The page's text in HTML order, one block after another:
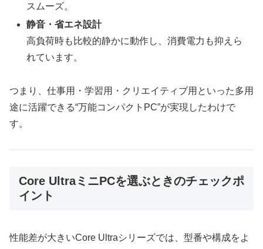
スムーズ。
静音・省エネ設計
高負荷時も比較的静かに動作し、消費電力も抑えら
れています。
つまり、仕事用・学習用・クリエイティブ用といった多用
途に活躍できる“万能コンパクトPC”が実現したわけで
す。
Core UltraミニPCを選ぶときのチェックポ
イント
性能差が大きいCore Ultraシリーズでは、型番や構成をよ